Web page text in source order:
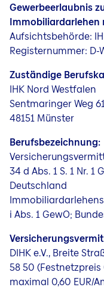
Gewerbeerlaubnis
Immobiliardarlehen
Aufsichtsbehörde:
Registernummer: D-
Zuständige
IHK Nord Westfalen
Sentmaringer Weg
48151 Münster
Berufsbezeichnung:
34 d Abs. 1 S. 1 Nr. 1
Deutschland
i Abs. 1 GewO;
DIHK e.V., Breite
58 50
maximal 0,60 EUR/